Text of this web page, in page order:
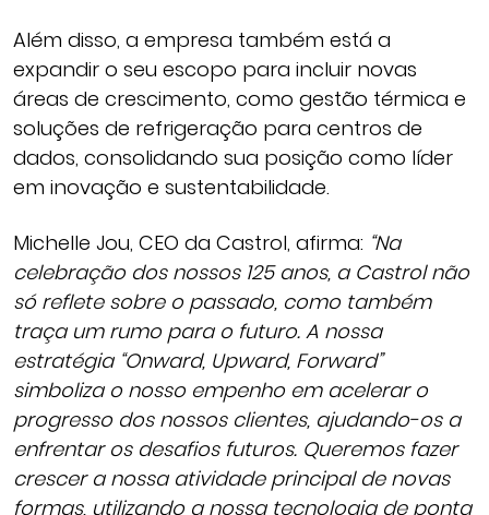
Além disso, a empresa também está a
expandir o seu escopo para incluir novas
áreas de crescimento, como gestão térmica e
soluções de refrigeração para centros de
dados, consolidando sua posição como líder
em inovação e sustentabilidade.
Michelle Jou, CEO da Castrol, afirma: “Na
celebração dos nossos 125 anos, a Castrol não
só reflete sobre o passado, como também
traça um rumo para o futuro. A nossa
estratégia “Onward, Upward, Forward”
simboliza o nosso empenho em acelerar o
progresso dos nossos clientes, ajudando-os a
enfrentar os desafios futuros. Queremos fazer
crescer a nossa atividade principal de novas
formas, utilizando a nossa tecnologia de ponta